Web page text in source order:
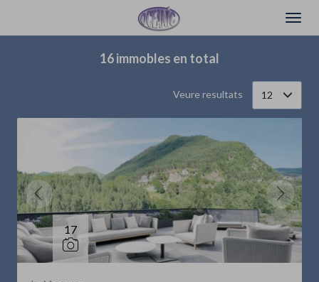
16 immobles en total
Veure resultats 12
17